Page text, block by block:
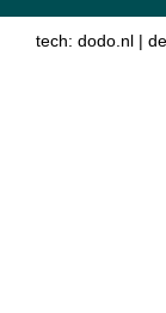
tech: dodo.nl |